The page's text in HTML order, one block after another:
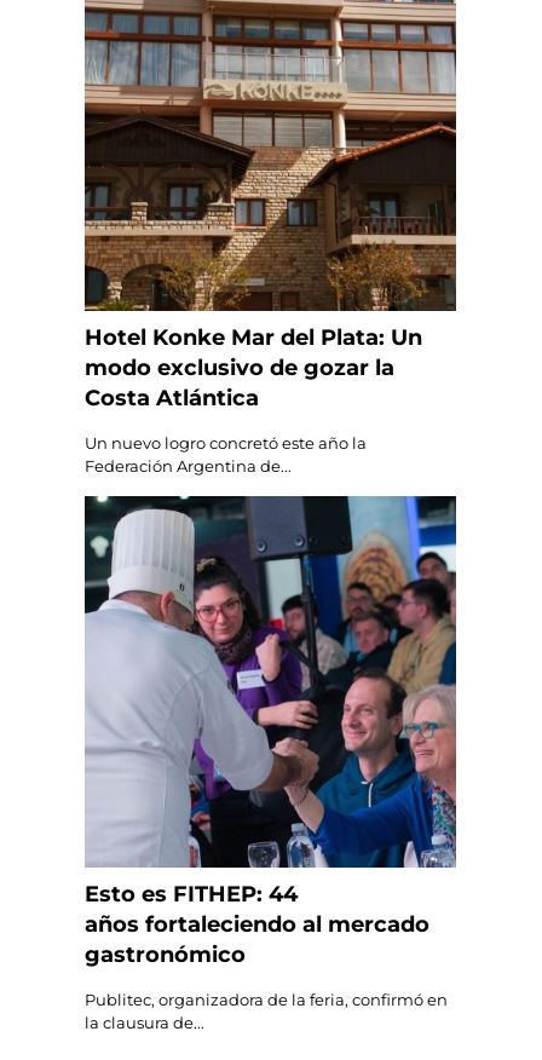
Hotel Konke Mar del Plata: Un
modo exclusivo de gozar la
Costa Atlántica
Un nuevo logro concretó este año la
Federación Argentina de...
Esto es FITHEP: 44
años fortaleciendo al mercado
gastronómico
Publitec, organizadora de la feria, confirmó en
la clausura de...